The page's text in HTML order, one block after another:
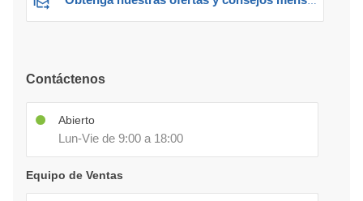
Contáctenos
Abierto
Lun-Vie de 9:00 a 18:00
Equipo de Ventas